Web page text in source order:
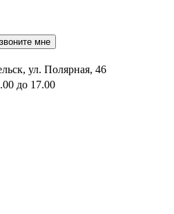
мне
ул. Полярная, 46
до 17.00